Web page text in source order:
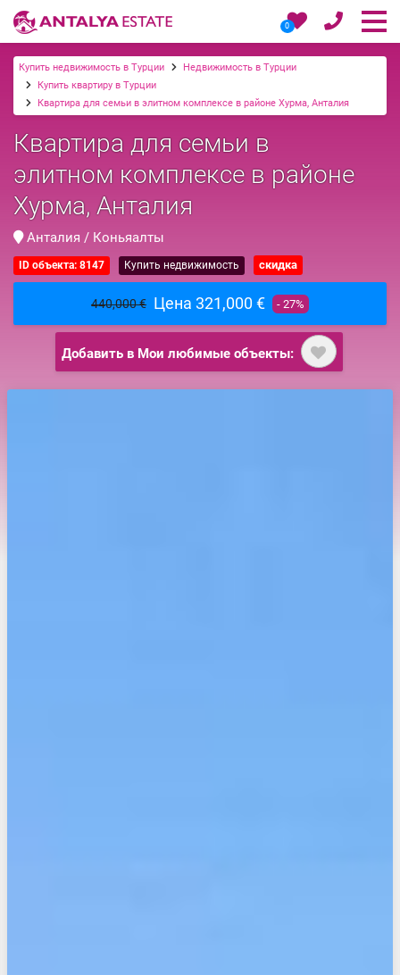
0
Купить недвижимость в Турции
Недвижимость в Турции
Купить квартиру в Турции
Квартира для семьи в элитном комплексе в районе Хурма, Анталия
Квартира для семьи в
элитном комплексе в районе
Хурма, Анталия
Анталия / Коньяалты
ID объекта: 8147 Купить недвижимость скидка
440,000 € Цена 321,000 € - 27%
Добавить в Мои любимые объекты: